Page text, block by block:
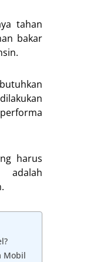
tahan
bakar
harus
adalah
Mobil